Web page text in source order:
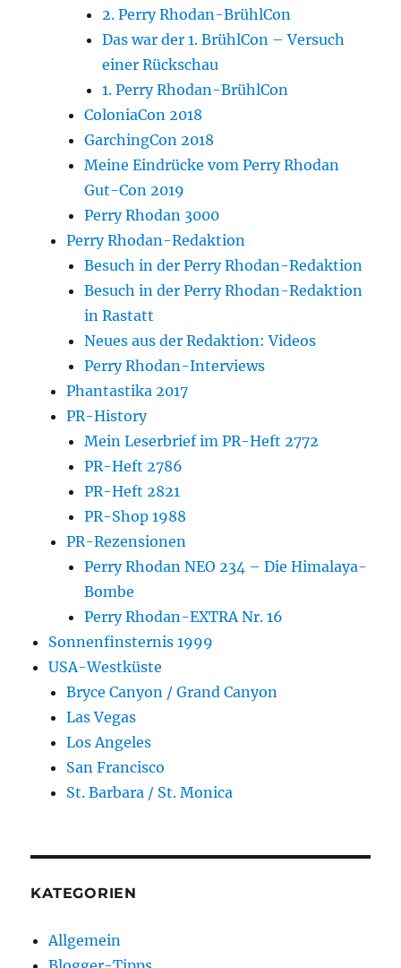
2. Perry Rhodan-BrühlCon
Das war der 1. BrühlCon – Versuch
einer Rückschau
1. Perry Rhodan-BrühlCon
ColoniaCon 2018
GarchingCon 2018
Meine Eindrücke vom Perry Rhodan
Gut-Con 2019
Perry Rhodan 3000
Perry Rhodan-Redaktion
Besuch in der Perry Rhodan-Redaktion
Besuch in der Perry Rhodan-Redaktion
in Rastatt
Neues aus der Redaktion: Videos
Perry Rhodan-Interviews
Phantastika 2017
PR-History
Mein Leserbrief im PR-Heft 2772
PR-Heft 2786
PR-Heft 2821
PR-Shop 1988
PR-Rezensionen
Perry Rhodan NEO 234 – Die Himalaya-
Bombe
Perry Rhodan-EXTRA Nr. 16
Sonnenfinsternis 1999
USA-Westküste
Bryce Canyon / Grand Canyon
Las Vegas
Los Angeles
San Francisco
St. Barbara / St. Monica
KATEGORIEN
Allgemein